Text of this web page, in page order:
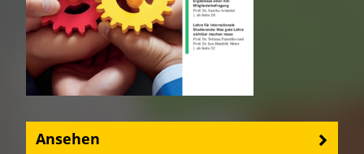
Ansehen